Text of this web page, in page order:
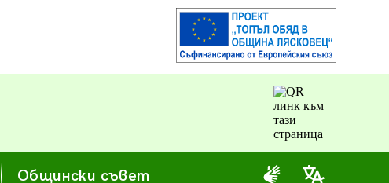
Общински съвет